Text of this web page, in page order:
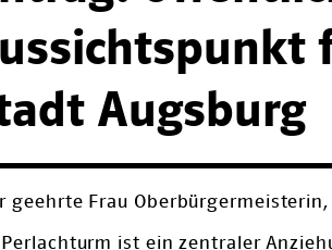
Augsburg
geehrte Frau Oberbürgermeisterin,
ist ein zentraler